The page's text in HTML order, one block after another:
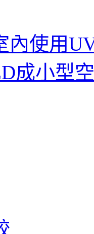
內使用
成小型